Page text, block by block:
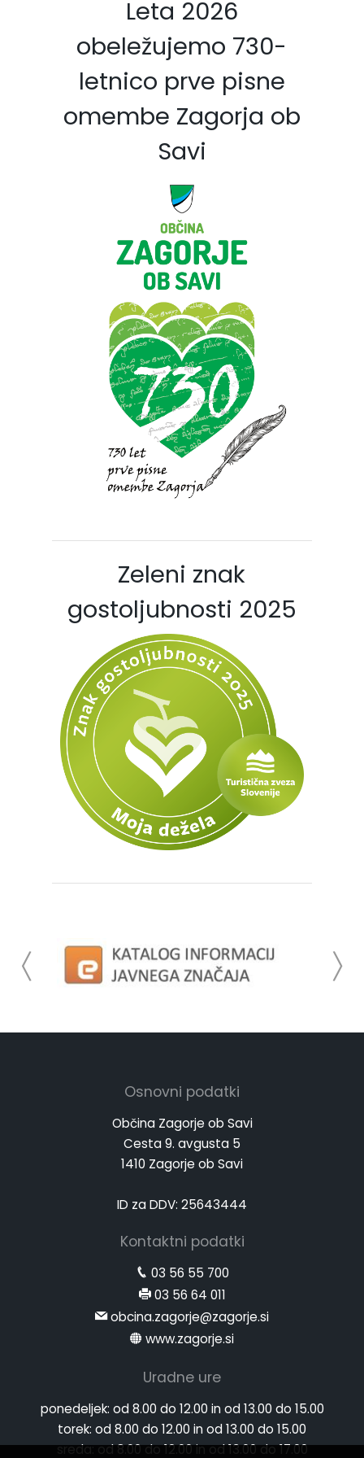
Leta 2026
obeležujemo 730-
letnico prve pisne
omembe Zagorja ob
Savi
Zeleni znak
gostoljubnosti 2025
Osnovni podatki
Občina Zagorje ob Savi
Cesta 9. avgusta 5
1410 Zagorje ob Savi
ID za DDV: 25643444
Kontaktni podatki
03 56 55 700
03 56 64 011
obcina.zagorje@zagorje.si
www.zagorje.si
Uradne ure
ponedeljek: od 8.00 do 12.00 in od 13.00 do 15.00
torek: od 8.00 do 12.00 in od 13.00 do 15.00
sreda:od 8.00 do 12.00 in od 13.00 do 17.00